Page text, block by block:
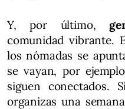
Y, por último,
comunidad vibrante.
los nómadas se
se vayan, por
siguen conectados.
organizas una